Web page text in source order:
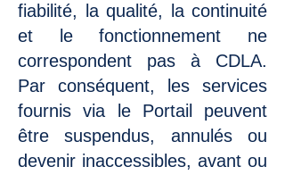
fiabilité, la qualité, la continuité
et le fonctionnement ne
correspondent pas à CDLA.
Par conséquent, les services
fournis via le Portail peuvent
être suspendus, annulés ou
devenir inaccessibles, avant ou